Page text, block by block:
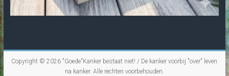
Copyright © 2026 "Goede"Kanker bestaat niet! / De kanker voorbij "over" leven
na kanker. Alle rechten voorbehouden.